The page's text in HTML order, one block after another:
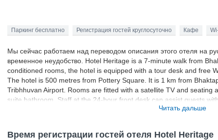
Паркинг бесплатно Регистрация гостей круглосуточно Кафе
Мы сейчас работаем над переводом описания этого отеля на
временное неудобство. Hotel Heritage is a 7-minute walk from
conditioned rooms, the hotel is equipped with a tour desk and free
The hotel is 500 metres from Pottery Square. It is 1 km from
Tribhhuvan Airport. Rooms are fitted with a satellite TV and seating
suite bathroom. Staff at the 24-hour front desk can assist guests
facilities are available on site. Kutumba Restaurant serves Nepali
Читать дальше
Время регистрации гостей отеля Hotel Heritage